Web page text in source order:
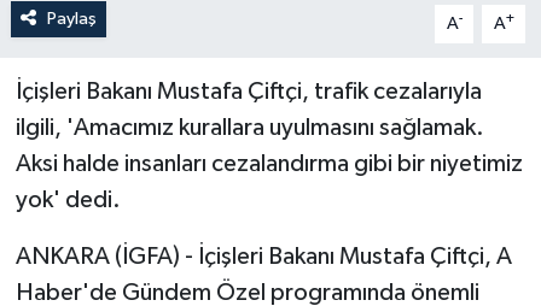
Paylaş A- A+
İçişleri Bakanı Mustafa Çiftçi, trafik cezalarıyla
ilgili, 'Amacımız kurallara uyulmasını sağlamak.
Aksi halde insanları cezalandırma gibi bir niyetimiz
yok' dedi.
ANKARA (İGFA) - İçişleri Bakanı Mustafa Çiftçi, A
Haber'de Gündem Özel programında önemli